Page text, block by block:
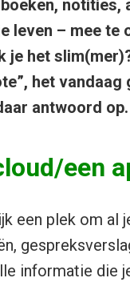
boeken,
leven – mee te
je het
het
antwoord op.
een
een plek om
informatie die